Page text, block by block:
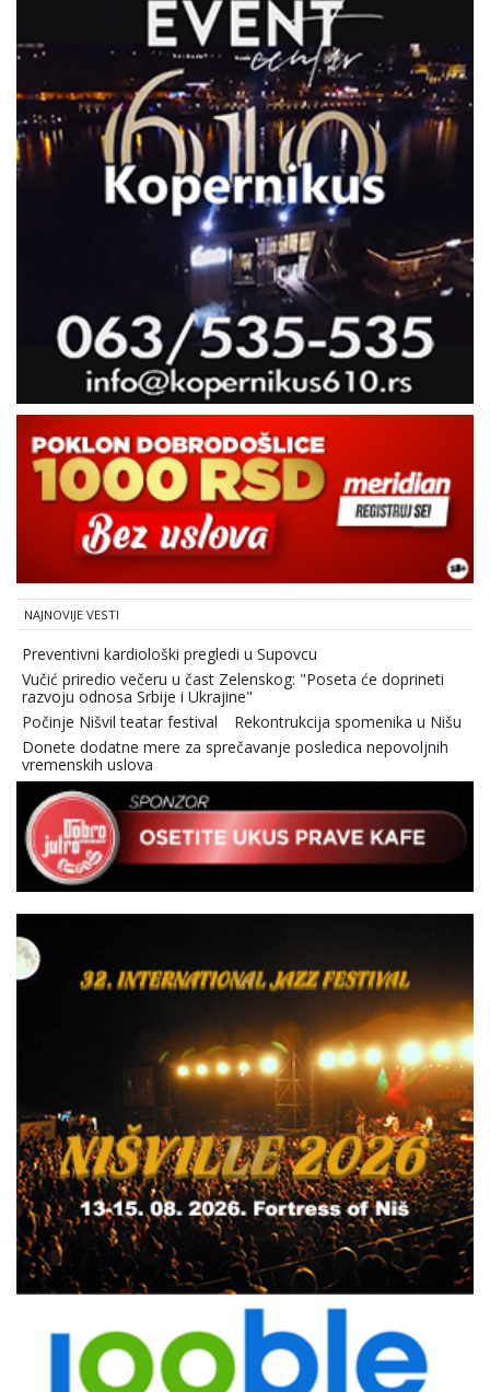
NAJNOVIJE VESTI
Preventivni kardiološki pregledi u Supovcu
Vučić priredio večeru u čast Zelenskog: "Poseta će doprineti
razvoju odnosa Srbije i Ukrajine"
Počinje Nišvil teatar festival
Rekontrukcija spomenika u Nišu
Donete dodatne mere za sprečavanje posledica nepovoljnih
vremenskih uslova